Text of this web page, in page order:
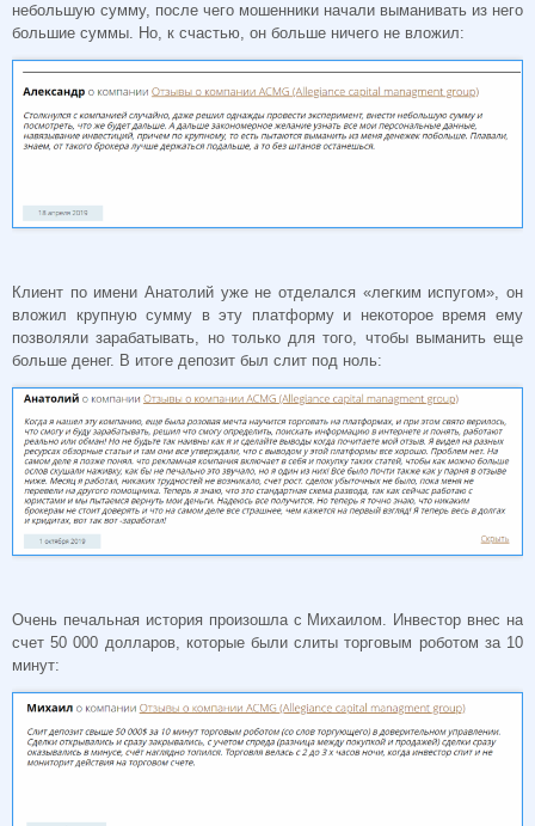
небольшую сумму, после чего мошенники начали выманивать из него
большие суммы. Но, к счастью, он больше ничего не вложил:
Клиент по имени Анатолий уже не отделался «легким испугом», он
вложил крупную сумму в эту платформу и некоторое время ему
позволяли зарабатывать, но только для того, чтобы выманить еще
больше денег. В итоге депозит был слит под ноль:
Очень печальная история произошла с Михаилом. Инвестор внес на
счет 50 000 долларов, которые были слиты торговым роботом за 10
минут: